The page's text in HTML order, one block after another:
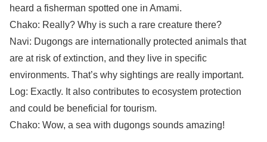
heard a fisherman spotted one in Amami.
Chako: Really? Why is such a rare creature there?
Navi: Dugongs are internationally protected animals that
are at risk of extinction, and they live in specific
environments. That’s why sightings are really important.
Log: Exactly. It also contributes to ecosystem protection
and could be beneficial for tourism.
Chako: Wow, a sea with dugongs sounds amazing!